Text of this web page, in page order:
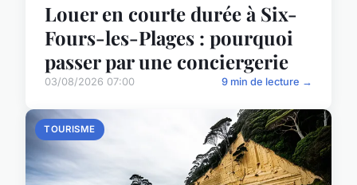
Louer en courte durée à Six-
Fours-les-Plages : pourquoi
passer par une conciergerie
03/08/2026 07:00 9 min de lecture →
TOURISME